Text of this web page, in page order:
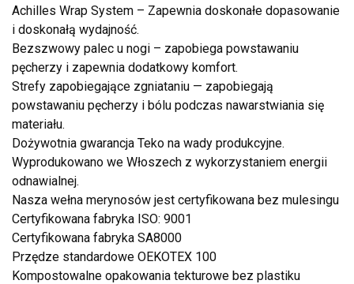
Achilles Wrap System – Zapewnia doskonałe dopasowanie
i doskonałą wydajność.
Bezszwowy palec u nogi – zapobiega powstawaniu
pęcherzy i zapewnia dodatkowy komfort.
Strefy zapobiegające zgniataniu — zapobiegają
powstawaniu pęcherzy i bólu podczas nawarstwiania się
materiału.
Dożywotnia gwarancja Teko na wady produkcyjne.
Wyprodukowano we Włoszech z wykorzystaniem energii
odnawialnej.
Nasza wełna merynosów jest certyfikowana bez mulesingu
Certyfikowana fabryka ISO: 9001
Certyfikowana fabryka SA8000
Przędze standardowe OEKOTEX 100
Kompostowalne opakowania tekturowe bez plastiku